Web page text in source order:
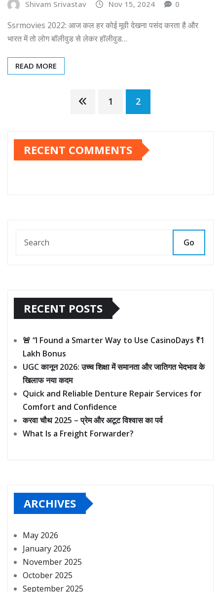
Shivam Srivastav Nov 15, 2024 0
Ssrmovies 2022: आज कल हर कोई मूवी देखना पसंद करता है और
भारत में तो लोग बॉलीवुड से लेकर हॉलीवुड…
READ MORE
1 2
RECENT COMMENTS
Go
RECENT POSTS
🚨 “I Found a Smarter Way to Use CasinoDays ₹1
Lakh Bonus
UGC कानून 2026: उच्च शिक्षा में समानता और जातिगत भेदभाव के
खिलाफ नया कदम
Quick and Reliable Denture Repair Services for
Comfort and Confidence
करवा चौथ 2025 – प्रेम और अटूट विश्वास का पर्व
What Is a Freight Forwarder?
ARCHIVES
May 2026
January 2026
November 2025
October 2025
September 2025